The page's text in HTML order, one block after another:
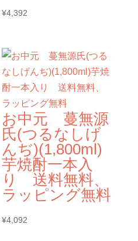
¥4,392
お中元 蔓無源
氏(つるなしげ
んぢ)(1,800ml)
芋焼酎一本入
り 送料無料、
ラッピング無料
¥4,092